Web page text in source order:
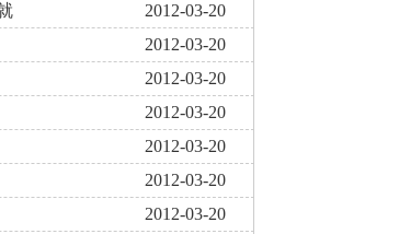
2012-03-20
2012-03-20
2012-03-20
2012-03-20
2012-03-20
2012-03-20
2012-03-20